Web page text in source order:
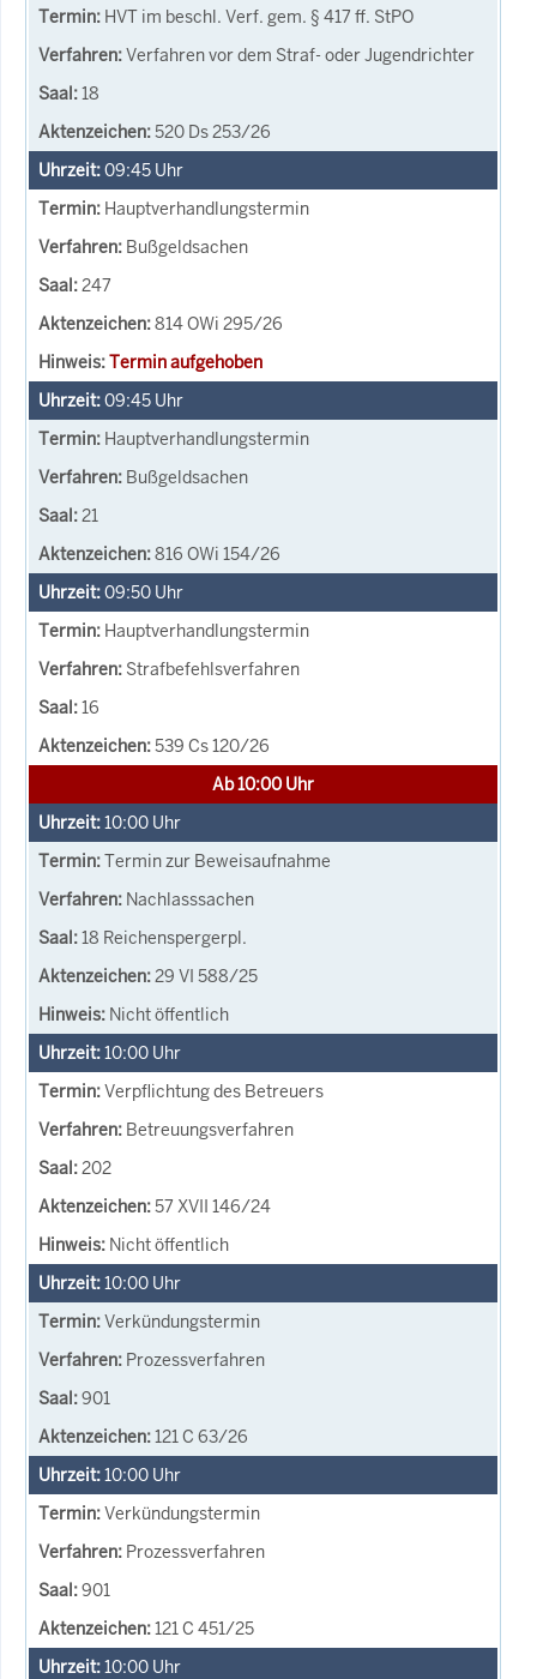
HVT im beschl. Verf. gem. § 417 ff. StPO
Verfahren vor dem Straf- oder Jugendrichter
18
520 Ds 253/26
09:45 Uhr
Hauptverhandlungstermin
Bußgeldsachen
247
814 OWi 295/26
Termin aufgehoben
09:45 Uhr
Hauptverhandlungstermin
Bußgeldsachen
21
816 OWi 154/26
09:50 Uhr
Hauptverhandlungstermin
Strafbefehlsverfahren
16
539 Cs 120/26
Ab 10:00 Uhr
10:00 Uhr
Termin zur Beweisaufnahme
Nachlasssachen
18 Reichenspergerpl.
29 VI 588/25
Nicht öffentlich
10:00 Uhr
Verpflichtung des Betreuers
Betreuungsverfahren
202
57 XVII 146/24
Nicht öffentlich
10:00 Uhr
Verkündungstermin
Prozessverfahren
901
121 C 63/26
10:00 Uhr
Verkündungstermin
Prozessverfahren
901
121 C 451/25
10:00 Uhr